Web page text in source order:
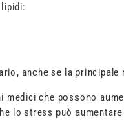
anche se la
medici che possono
lo stress può